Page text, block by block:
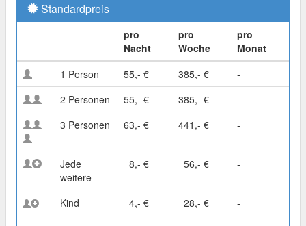
Standardpreis
pro
Nacht
pro
Woche
pro
Monat
1 Person
55,- € 385,- €
-
2 Personen
55,- € 385,- €
-
3 Personen
63,- € 441,- € -
Jede
weitere
8,- € 56,- € -
Kind 4,- € 28,- € -